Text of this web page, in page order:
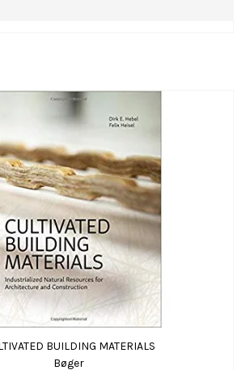
BUILDING MATERIALS
Bøger